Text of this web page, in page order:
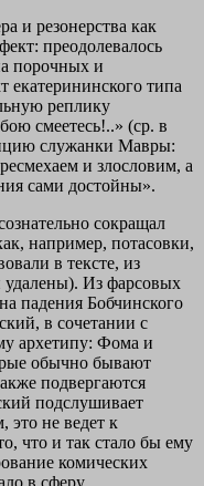
и резонерства как
преодолевалось
порочных и
екатерининского типа
реплику
смеетесь!..» (ср. в
служанки Мавры:
и злословим, а
сами достойны».
сокращал
например, потасовки,
в тексте, из
удалены). Из фарсовых
падения Бобчинского
в сочетании с
архетипу: Фома и
обычно бывают
подвергаются
подслушивает
это не ведет к
что и так стало бы ему
комических
в сферу